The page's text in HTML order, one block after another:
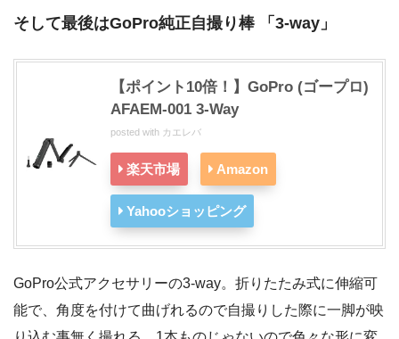
そして最後はGoPro純正自撮り棒 「3-way」
【ポイント10倍！】GoPro (ゴープロ)
AFAEM-001 3-Way
posted with カエレバ
楽天市場 Amazon
Yahooショッピング
GoPro公式アクセサリーの3-way。折りたたみ式に伸縮可
能で、角度を付けて曲げれるので自撮りした際に一脚が映